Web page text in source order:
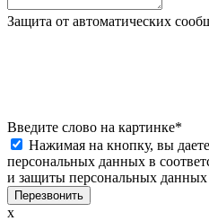
Защита от автоматических
Введите слово на картинке*
Нажимая на кнопку, вы
персональных данных в
и защиты персональных данных
x